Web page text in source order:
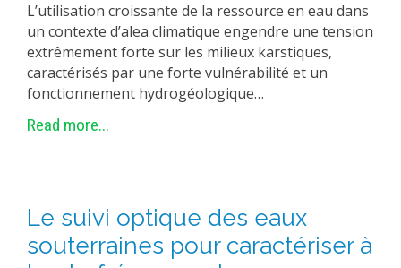
L’utilisation croissante de la ressource en eau dans
un contexte d’alea climatique engendre une tension
extrêmement forte sur les milieux karstiques,
caractérisés par une forte vulnérabilité et un
fonctionnement hydrogéologique…
Read more...
Le suivi optique des eaux
souterraines pour caractériser à